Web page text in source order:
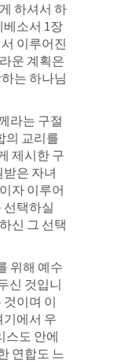
하셔서 하
베소서 1장
이루어진
운 계획은
는 하나님
라는 구절
의 교리를
제시한 구
은 자녀
자 이루어
선택하실
신 그 선택
위해 예수
신 것입니
이며 이
기에서 우
스도 안에
연합도 느